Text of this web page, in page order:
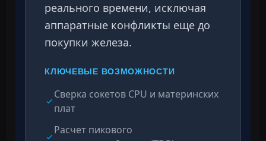
реального времени, исключая
аппаратные конфликты еще до
покупки железа.
КЛЮЧЕВЫЕ ВОЗМОЖНОСТИ
Сверка сокетов CPU и материнских
плат
Расчет пикового